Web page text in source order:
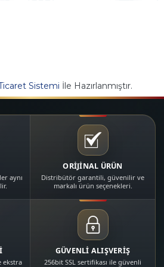
Sistemi İle Hazırlanmıştır.
aynı
ORİJİNAL ÜRÜN
Distribütör garantili, güvenilir ve
markalı ürün seçenekleri.
ekstra
GÜVENLİ ALIŞVERİŞ
256bit SSL sertifikası ile güvenli